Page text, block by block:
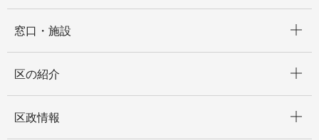
窓口・施設
区の紹介
区政情報